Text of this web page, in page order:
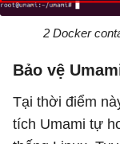
2 Docker
Bảo vệ
Tại thời điểm
tích Umami tự